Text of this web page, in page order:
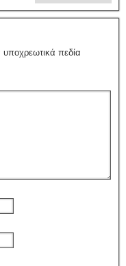
υποχρεωτικά πεδία